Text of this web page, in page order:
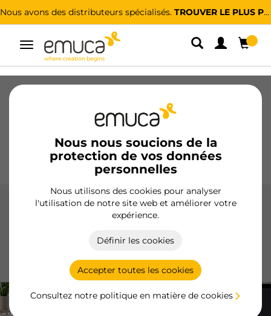
Nous avons des distributeurs spécialisés. TROUVER LE PLUS PROCHE
Alterner
navigation
Nous nous soucions de la
protection de vos données
personnelles
Nous utilisons des cookies pour analyser
l'utilisation de notre site web et améliorer votre
expérience.
Définir les cookies
Accepter toutes les cookies
Consultez notre politique en matière de cookies
Charnières
Cuisine Montage
Poignées Pieds Présentoirs
Rangement cuisine
fonctionnalité avec des éléments d'angle, des porte-
matériaux durables et résistants.